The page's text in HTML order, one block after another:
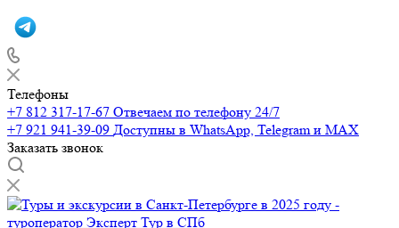
Телефоны
+7 812 317-17-67 Отвечаем по телефону 24/7
+7 921 941-39-09 Доступны в WhatsApp, Telegram и MAX
Заказать звонок